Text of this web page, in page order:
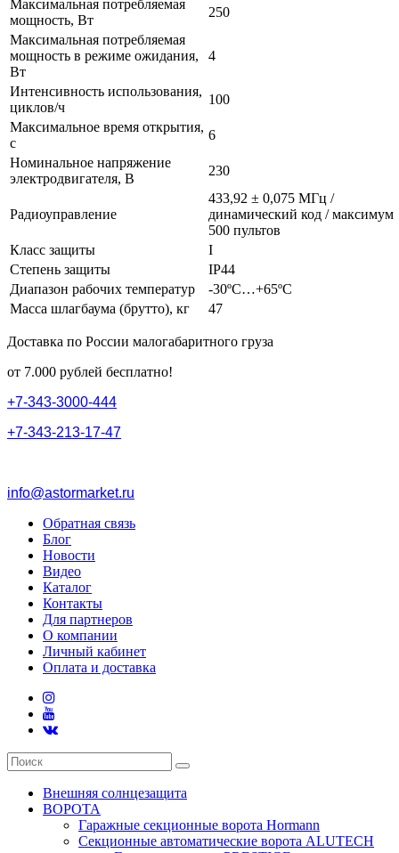
Максимальная потребляемая
мощность, Вт
250
Максимальная потребляемая
мощность в режиме ожидания,
Вт
4
Интенсивность использования,
циклов/ч
100
Максимальное время открытия,
с
6
Номинальное напряжение
электродвигателя, В
230
Радиоуправление
433,92 ± 0,075 МГц /
динамический код / максимум
500 пультов
Класс защиты
I
Степень защиты
IP44
Диапазон рабочих температур
-30ºС…+65ºС
Масса шлагбаума (брутто), кг
47
Доставка по России малогабаритного груза
от 7.000 рублей бесплатно!
+7-343-3000-444
+7-343-213-17-47
info@astormarket.ru
Обратная связь
Блог
Новости
Видео
Каталог
Контакты
Для партнеров
О компании
Личный кабинет
Оплата и доставка
Внешняя солнцезащита
ВОРОТА
Гаражные секционные ворота Hormann
Секционные автоматические ворота ALUTECH